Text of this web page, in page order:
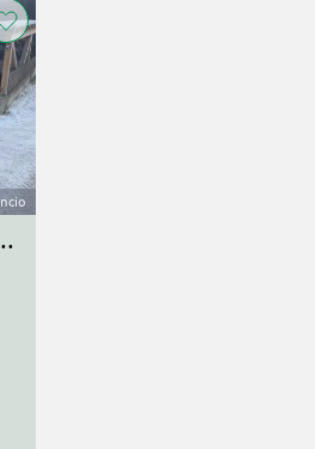
und Mähwerk 2 m